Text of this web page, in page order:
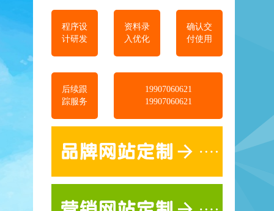
程序设
计研发
资料录
入优化
确认交
付使用
后续跟
踪服务
19907060621
19907060621